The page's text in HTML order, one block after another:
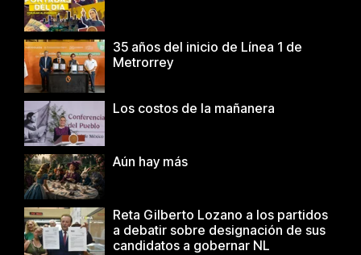
35 años del inicio de Línea 1 de
Metrorrey
Los costos de la mañanera
Aún hay más
Reta Gilberto Lozano a los partidos
a debatir sobre designación de sus
candidatos a gobernar NL